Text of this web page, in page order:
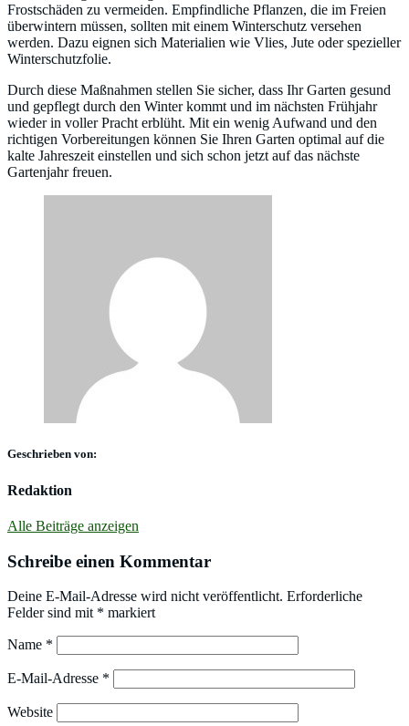
Frostschäden zu vermeiden. Empfindliche Pflanzen, die im Freien
überwintern müssen, sollten mit einem Winterschutz versehen
werden. Dazu eignen sich Materialien wie Vlies, Jute oder spezieller
Winterschutzfolie.
Durch diese Maßnahmen stellen Sie sicher, dass Ihr Garten gesund
und gepflegt durch den Winter kommt und im nächsten Frühjahr
wieder in voller Pracht erblüht. Mit ein wenig Aufwand und den
richtigen Vorbereitungen können Sie Ihren Garten optimal auf die
kalte Jahreszeit einstellen und sich schon jetzt auf das nächste
Gartenjahr freuen.
Geschrieben von:
Redaktion
Alle Beiträge anzeigen
Schreibe einen Kommentar
Deine E-Mail-Adresse wird nicht veröffentlicht. Erforderliche
Felder sind mit * markiert
Name *
E-Mail-Adresse *
Website